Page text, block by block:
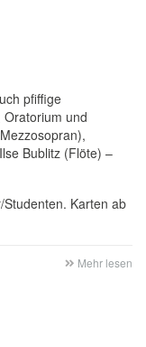
pfiffige
Oratorium und
Bublitz (Flöte) –
Karten ab
Mehr lesen